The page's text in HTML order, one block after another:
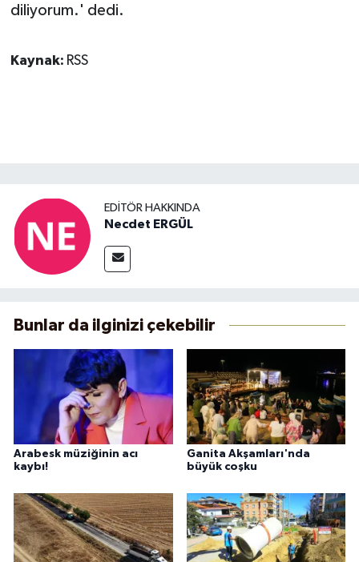
diliyorum.' dedi.
Kaynak: RSS
EDITÖR HAKKINDA
Necdet ERGÜL
Bunlar da ilginizi çekebilir
Arabesk müziğinin acı
kaybı!
Ganita Akşamları'nda
büyük coşku